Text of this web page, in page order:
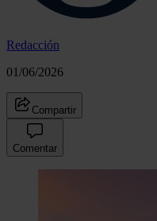
Redacción
01/06/2026
Compartir
Comentar